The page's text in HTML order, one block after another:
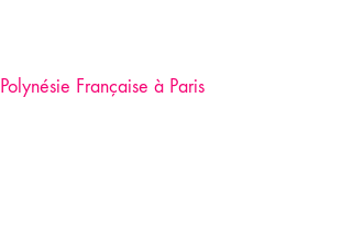
Française à Paris